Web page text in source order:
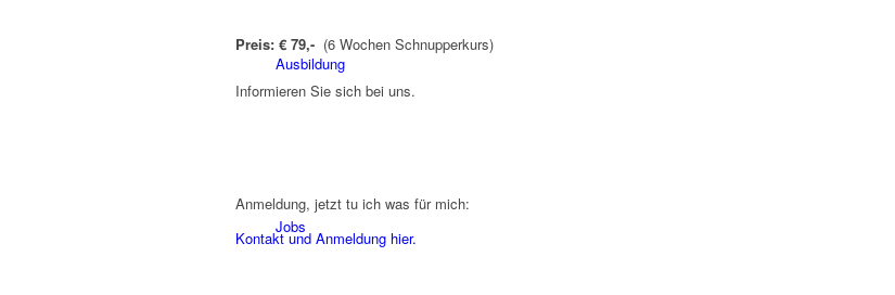
Ausbildung
Jobs
Preis: € 79,- (6 Wochen Schnupperkurs)
Informieren Sie sich bei uns.
Anmeldung, jetzt tu ich was für mich:
Kontakt und Anmeldung hier.